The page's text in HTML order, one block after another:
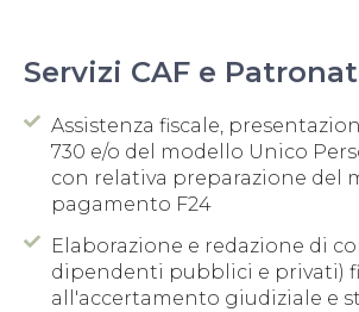
Servizi CAF e
Assistenza fiscale,
730 e/o del modello Unico
con relativa preparazione del
pagamento F24
Elaborazione e redazione di
dipendenti pubblici e privati)
all'accertamento giudiziale e